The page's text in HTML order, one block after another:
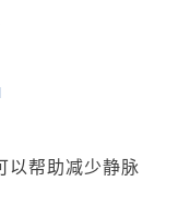
以帮助减少静脉